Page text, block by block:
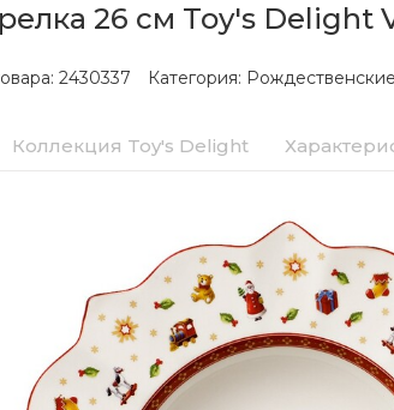
26 см Toy's Delight
2430337 Категория:
Коллекция Toy's Delight